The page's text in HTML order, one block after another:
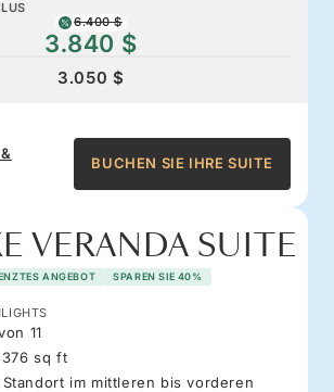
6.400 $
3.840 $
3.050 $
BUCHEN SIE IHRE SUITE
VERANDA SUITE
ANGEBOT SPAREN SIE 40%
11
sq ft
im mittleren bis vorderen